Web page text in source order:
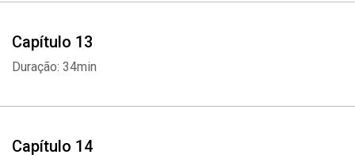
Capítulo 13
Duração: 34min
Capítulo 14